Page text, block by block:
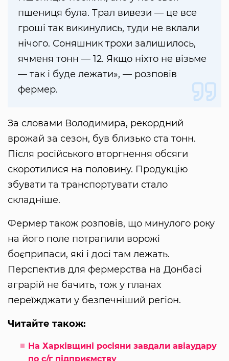
пшениця була. Трал вивези — це все
гроші так викинулись, туди не вклали
нічого. Соняшник трохи залишилось,
ячменя тонн — 12. Якщо ніхто не візьме
— так і буде лежати», — розповів
фермер.
За словами Володимира, рекордний
врожай за сезон, був близько ста тонн.
Після російського вторгнення обсяги
скоротилися на половину. Продукцію
збувати та транспортувати стало
складніше.
Фермер також розповів, що минулого року
на його поле потрапили ворожі
боєприпаси, які і досі там лежать.
Перспектив для фермерства на Донбасі
аграрій не бачить, тож у планах
переїжджати у безпечніший регіон.
Читайте також:
На Харківщині росіяни завдали авіаудару
по с/г підприємству